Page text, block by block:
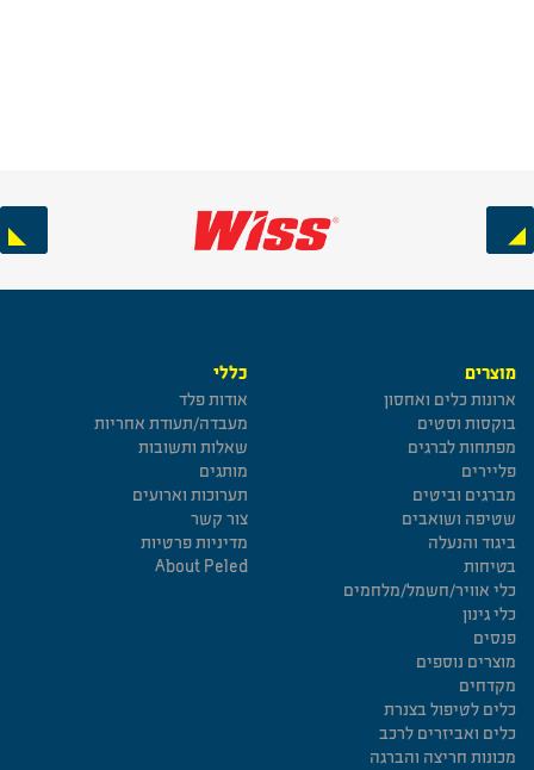
Previous
Next
מוצרים
ארונות כלים ואחסון
בוקסות וסטים
מפתחות לברגים
פליירים
מברגים וביטים
שטיפה ושואבים
ביגוד והנעלה
בטיחות
כלי אוויר/חשמל/מלחמים
כלי גינון
פנסים
מוצרים נוספים
מקדחים
כלים לטיפול בצנרת
כלים ואביזרים לרכב
מכונות חריצה והברגה
כללי
אודות פלד
מעבדה/תעודת אחריות
שאלות ותשובות
מותגים
תערוכות וארועים
צור קשר
מדיניות פרטיות
About Peled